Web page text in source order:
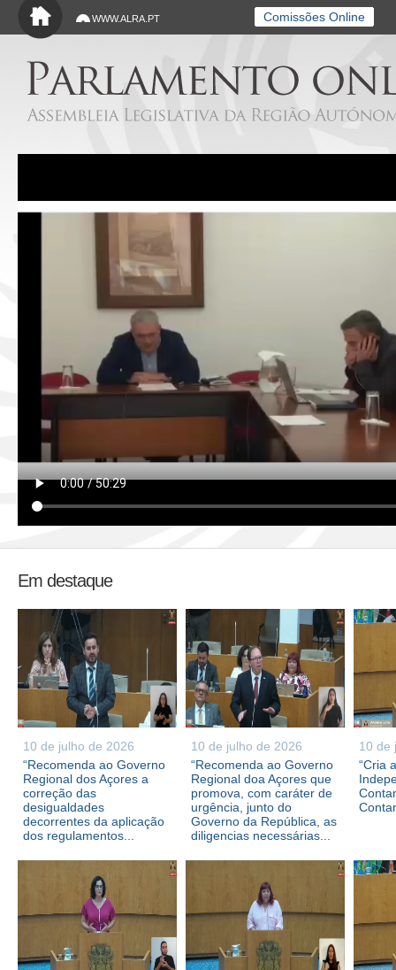
Saltar para o conteúdo principal
WWW.ALRA.PT Comissões Online
Em destaque
10 de julho de 2026
“Recomenda ao Governo
Regional dos Açores a
correção das
desigualdades
decorrentes da aplicação
dos regulamentos...
10 de julho de 2026
“Recomenda ao Governo
Regional doa Açores que
promova, com caráter de
urgência, junto do
Governo da República, as
diligencias necessárias...
10 de
“Cria